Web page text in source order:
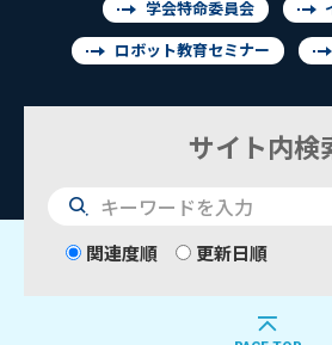
学会特命委員会
ロボット教育セミナー
サイト内検
検
索
関連度順 更新日順